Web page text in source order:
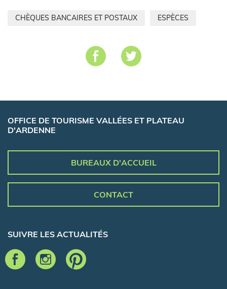
CHÈQUES BANCAIRES ET POSTAUX ESPÈCES
OFFICE DE TOURISME VALLÉES ET PLATEAU
D'ARDENNE
BUREAUX D'ACCUEIL
CONTACT
SUIVRE LES ACTUALITÉS